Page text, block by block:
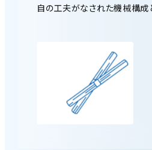
自の工夫がなされた機械構成